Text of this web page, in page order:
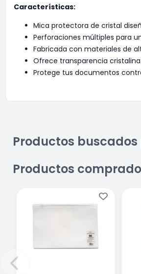
Características:
Mica protectora de cristal
Perforaciones múltiples para
Fabricada con materiales de
Ofrece transparencia
Protege tus documentos
Productos
Productos